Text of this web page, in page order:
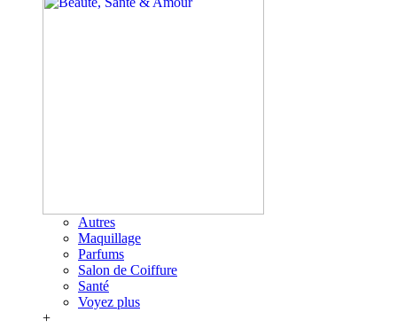
Autres
Maquillage
Parfums
Salon de Coiffure
Santé
Voyez plus
+